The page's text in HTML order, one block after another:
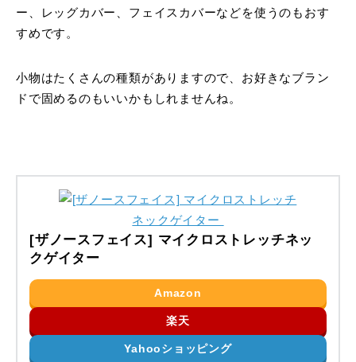
ー、レッグカバー、フェイスカバーなどを使うのもおす
すめです。
小物はたくさんの種類がありますので、お好きなブラン
ドで固めるのもいいかもしれませんね。
[ザノースフェイス] マイクロストレッチネッ
クゲイター
Amazon
楽天
Yahooショッピング